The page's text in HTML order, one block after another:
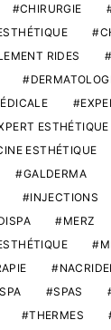
CHIRURGIE
RIDES
ESTHÉTIQUE
GALDERMA
INJECTIONS
MERZ
SPA SPAS
THERMES